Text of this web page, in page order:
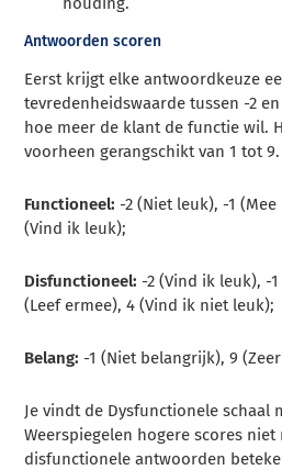
Antwoorden scoren
Eerst krijgt elke antwoordkeuze
tevredenheidswaarde tussen -2
hoe meer de klant de functie wil.
voorheen gerangschikt van 1 tot 9.
Functioneel: -2 (Niet leuk), -1
(Vind ik leuk);
Disfunctioneel: -2 (Vind ik leuk), -
(Leef ermee), 4 (Vind ik niet leuk);
Belang: -1 (Niet belangrijk), 9
Je vindt de Dysfunctionele schaal
Weerspiegelen hogere scores niet
disfunctionele antwoorden